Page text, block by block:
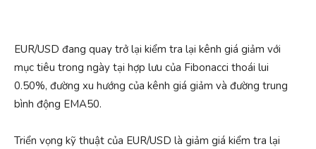
EUR/USD đang quay trở lại kiểm tra lại kênh giá giảm với
mục tiêu trong ngày tại hợp lưu của Fibonacci thoái lui
0.50%, đường xu hướng của kênh giá giảm và đường trung
bình động EMA50.
Triển vọng kỹ thuật của EUR/USD là giảm giá kiểm tra lại